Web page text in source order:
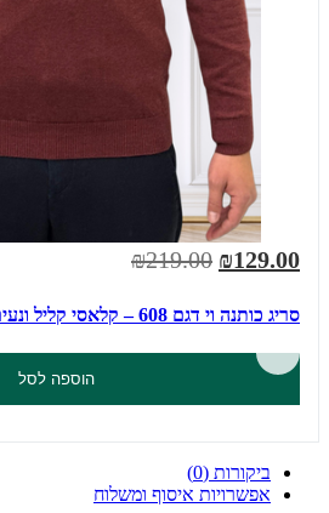
₪129.00
₪219.00
סריג כותנה וי דגם 608 – קלאסי קליל ונעים - בורדו
הוספה לסל
ביקורות (0)
אפשרויות איסוף ומשלוח